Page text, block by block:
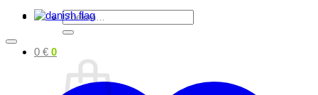
Zoeken
naar:
0 € 0